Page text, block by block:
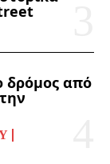
δρόμος από